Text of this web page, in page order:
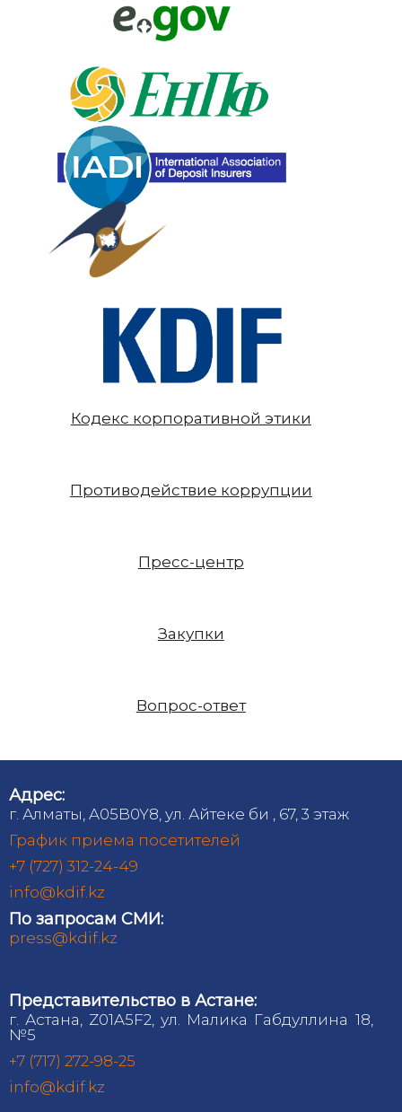
Кодекс корпоративной этики
Противодействие коррупции
Пресс-центр
Закупки
Вопрос-ответ
Адрес:
г. Алматы, A05B0Y8, ул. Айтеке би , 67, 3 этаж
График приема посетителей
+7 (727) 312-24-49
info@kdif.kz
По запросам СМИ:
press@kdif.kz
Представительство в Астане:
г. Астана, Z01A5F2, ул. Малика Габдуллина 18,
№5
+7 (717) 272-98-25
info@kdif.kz